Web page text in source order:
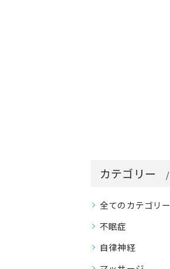
カテゴリー
全てのカテゴリー
不眠症
自律神経